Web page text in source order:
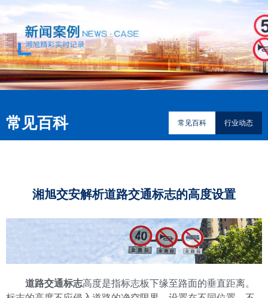
常见百科 常见百科 行业动态
湘旭交安解析道路交通标志的高度设置
道路交通标志高度是指标志板下缘至路面的垂直距离。